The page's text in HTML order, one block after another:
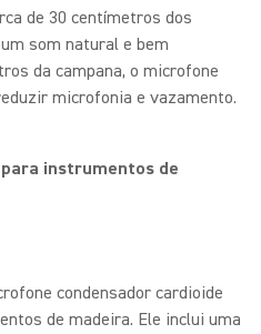
de 30 centímetros dos
som natural e bem
da campana, o microfone
microfonia e vazamento.
instrumentos de
condensador cardioide
de madeira. Ele inclui uma